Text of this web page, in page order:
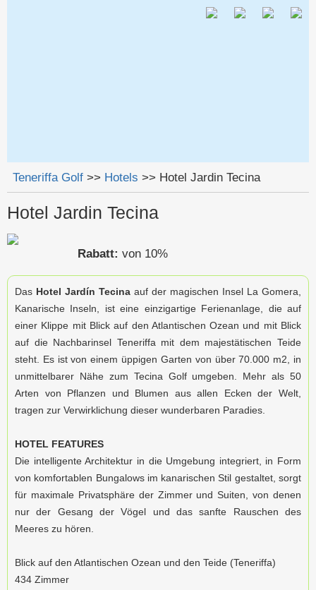
Sie sind hier
Teneriffa Golf >> Hotels >> Hotel Jardin Tecina
Hotel Jardin Tecina
Rabatt: von 10%
Das Hotel Jardín Tecina auf der magischen Insel La Gomera,
Kanarische Inseln, ist eine einzigartige Ferienanlage, die auf
einer Klippe mit Blick auf den Atlantischen Ozean und mit Blick
auf die Nachbarinsel Teneriffa mit dem majestätischen Teide
steht. Es ist von einem üppigen Garten von über 70.000 m2, in
unmittelbarer Nähe zum Tecina Golf umgeben. Mehr als 50
Arten von Pflanzen und Blumen aus allen Ecken der Welt,
tragen zur Verwirklichung dieser wunderbaren Paradies.
HOTEL FEATURES
Die intelligente Architektur in die Umgebung integriert, in Form
von komfortablen Bungalows im kanarischen Stil gestaltet, sorgt
für maximale Privatsphäre der Zimmer und Suiten, von denen
nur der Gesang der Vögel und das sanfte Rauschen des
Meeres zu hören.
Blick auf den Atlantischen Ozean und den Teide (Teneriffa)
434 Zimmer